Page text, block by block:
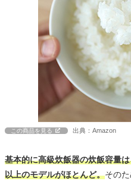
この商品を見る 出典：Amazon
基本的に高級炊飯器の炊飯容量
以上のモデルがほとんど。その